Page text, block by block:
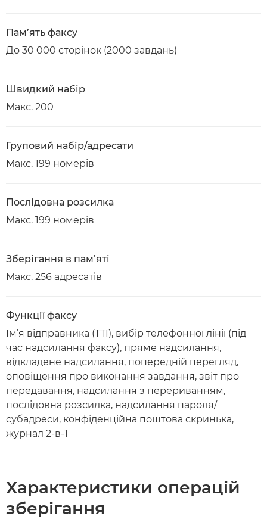
Пам’ять факсу
До 30 000 сторінок (2000 завдань)
Швидкий набір
Макс. 200
Груповий набір/адресати
Макс. 199 номерів
Послідовна розсилка
Макс. 199 номерів
Зберігання в пам’яті
Макс. 256 адресатів
Функції факсу
Ім’я відправника (TTI), вибір телефонної лінії (під
час надсилання факсу), пряме надсилання,
відкладене надсилання, попередній перегляд,
оповіщення про виконання завдання, звіт про
передавання, надсилання з перериванням,
послідовна розсилка, надсилання пароля/
субадреси, конфіденційна поштова скринька,
журнал 2-в-1
Характеристики операцій
зберігання